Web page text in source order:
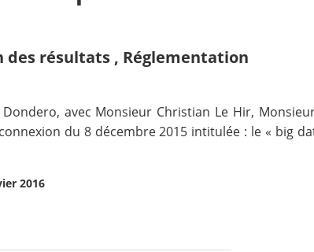
des résultats , Réglementation
avec Monsieur Christian Le Hir,
du 8 décembre 2015 intitulée : le « big
2016